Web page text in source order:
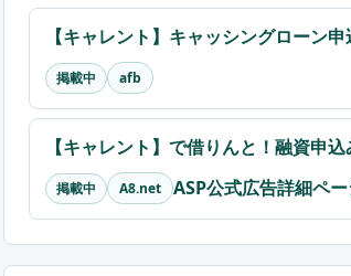
【キャレント】キャッシングローン
掲載中 afb
【キャレント】で借りんと！融資申
掲載中 A8.net ASP公式広告詳細ペ